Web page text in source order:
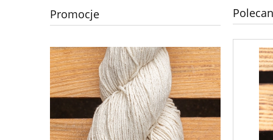
Promocje